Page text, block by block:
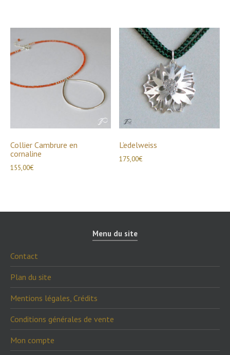
Collier Cambrure en
cornaline
155,00€
L’edelweiss
175,00€
Menu du site
Contact
Plan du site
Mentions légales, Crédits
Conditions générales de vente
Mon compte